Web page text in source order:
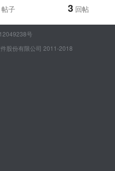
帖子 3 回帖
号
股份有限公司 2011-2018